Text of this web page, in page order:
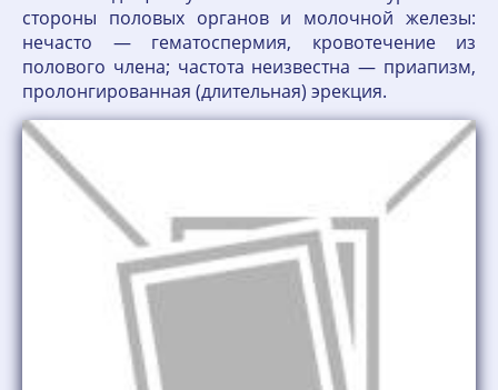
стороны половых органов и молочной железы:
нечасто — гематоспермия, кровотечение из
полового члена; частота неизвестна — приапизм,
пролонгированная (длительная) эрекция.